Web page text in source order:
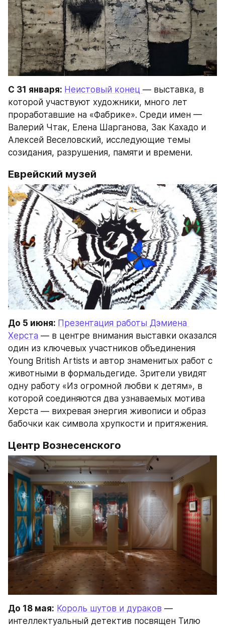
С 31 января: Неистовый конец — выставка, в
которой участвуют художники, много лет
проработавшие на «Фабрике». Среди имен —
Валерий Чтак, Елена Шарганова, Зак Кахадо и
Алексей Веселовский, исследующие темы
созидания, разрушения, памяти и времени.
Еврейский музей
До 5 июня: Презентация работы Дэмиена
Херста — в центре внимания выставки оказался
один из ключевых участников объединения
Young British Artists и автор знаменитых работ с
животными в формальдегиде. Зрители увидят
одну работу «Из огромной любви к детям», в
которой соединяются два узнаваемых мотива
Херста — вихревая энергия живописи и образ
бабочки как символа хрупкости и притяжения.
Центр Вознесенского
До 18 мая: Король шутов и дураков —
интеллектуальный детектив посвящен Тилю